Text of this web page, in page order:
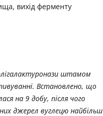
вихід ферменту
штамом
Встановлено, що
на 9 добу, після чого
джерел вуглецю найбільш